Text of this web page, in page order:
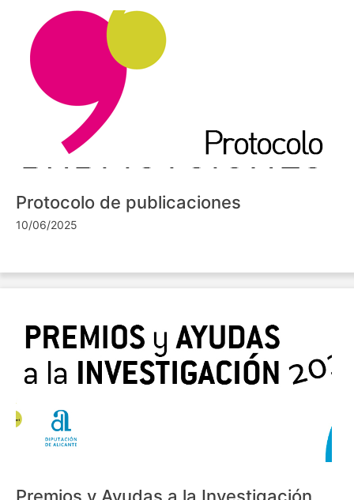
Protocolo de publicaciones
10/06/2025
Premios y Ayudas a la Investigación